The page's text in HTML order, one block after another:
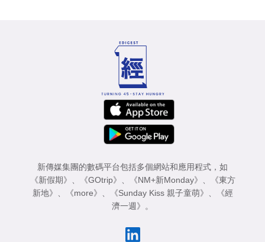
新傳媒集團的數碼平台包括多個網站和應用程式，如
《新假期》
《GOtrip》 《NM+新Monday》
《東方
新地》
《more》 《Sunday Kiss 親子童萌》
《經
濟一週》
。